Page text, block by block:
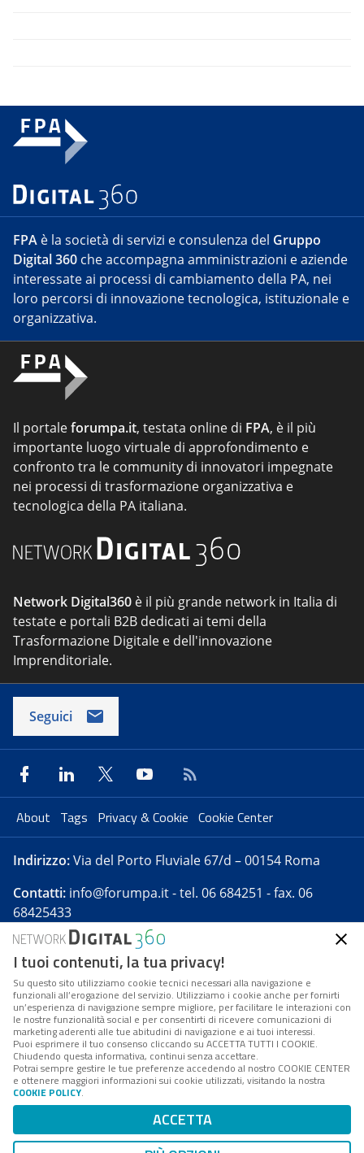
FPA è la società di servizi e consulenza del Gruppo
Digital 360 che accompagna amministrazioni e aziende
interessate ai processi di cambiamento della PA, nei
loro percorsi di innovazione tecnologica, istituzionale e
organizzativa.
Il portaleforumpa.it, testata online di FPA, è il più
importante luogo virtuale di approfondimento e
confronto tra le community di innovatori impegnate
nei processi di trasformazione organizzativa e
tecnologica della PA italiana.
Network Digital360 è il più grande network in Italia di
testate e portali B2B dedicati ai temi della
Trasformazione Digitale e dell'innovazione
Imprenditoriale.
Seguici
About Tags Privacy & Cookie Cookie Center
Indirizzo:Via del Porto Fluviale 67/d – 00154 Roma
Contatti: info@forumpa.it- tel. 06 684251 - fax. 06
68425433
Forumpa.itè una pubblicazione telematica iscritta
presso Registro della stampa del Tribunale di Roma -
Reg. n. 182 del 2 maggio 2008 - Direttore resp. Michela
Stentella
FPA s.r.l. è società soggetta a Direzione e
Coordinamento da parte di Digital360 S.p.A. - FPA s.r.l.
è un'azienda certificata per il sistema di management
Codice Fiscale/Partita IVA n. 10693191008 - R.E.A. Roma
n. 1249791. ISP AWS
I tuoi contenuti, la tua privacy!
Su questo sito utilizziamo cookie tecnici necessari alla navigazione e
funzionali all’erogazione del servizio. Utilizziamo i cookie anche per fornirti
un’esperienza di navigazione sempre migliore, per facilitare le interazioni con
le nostre funzionalità social e per consentirti di ricevere comunicazioni di
marketing aderenti alle tue abitudini di navigazione e ai tuoi interessi.
Puoi esprimere il tuo consenso cliccando su ACCETTA TUTTI I COOKIE.
Chiudendo questa informativa, continui senza accettare.
Potrai sempre gestire le tue preferenze accedendo al nostro COOKIE CENTER
e ottenere maggiori informazioni sui cookie utilizzati, visitando la nostra
COOKIE POLICY.
ACCETTA